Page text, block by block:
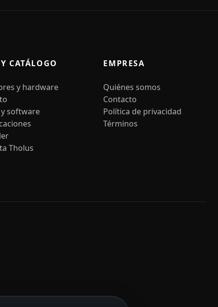
CATÁLOGO
y hardware
software
Tholus
EMPRESA
Quiénes somos
Contacto
Política de privacidad
Términos